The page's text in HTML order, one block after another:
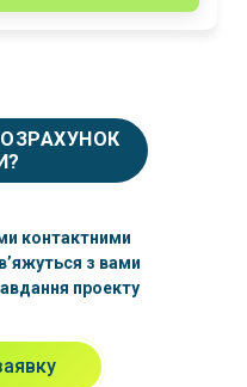
контактними
з вами
проекту